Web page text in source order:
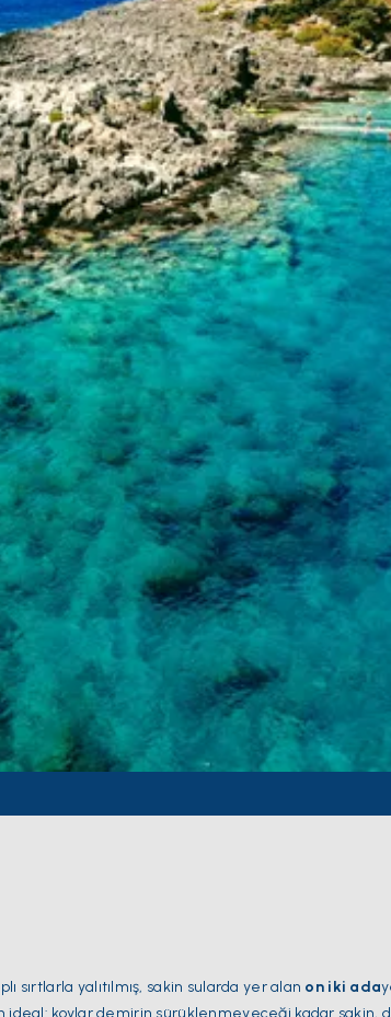
sırtlarla yalıtılmış, sakin sularda yer alan on iki ada
ideal: koylar demirin sürüklenmeyeceği kadar sakin,